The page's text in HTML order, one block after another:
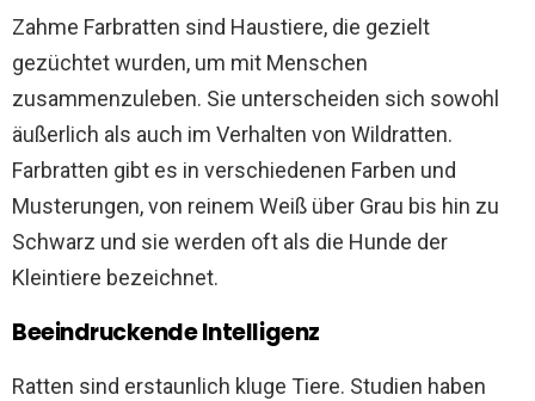
Zahme Farbratten sind Haustiere, die gezielt
gezüchtet wurden, um mit Menschen
zusammenzuleben. Sie unterscheiden sich sowohl
äußerlich als auch im Verhalten von Wildratten.
Farbratten gibt es in verschiedenen Farben und
Musterungen, von reinem Weiß über Grau bis hin zu
Schwarz und sie werden oft als die Hunde der
Kleintiere bezeichnet.
Beeindruckende Intelligenz
Ratten sind erstaunlich kluge Tiere. Studien haben